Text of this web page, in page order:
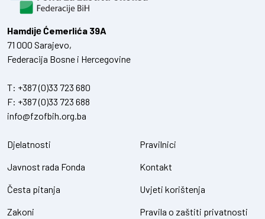
Hamdiје Ćemerlića 39A
71 000 Sarajevo,
Federacija Bosne i Hercegovine
T: +387 (0)33 723 680
F: +387 (0)33 723 688
info@fzofbih.org.ba
Djelatnosti
Javnost rada Fonda
Česta pitanja
Zakoni
Pravilnici
Kontakt
Uvjeti korištenja
Pravila o zaštiti privatnosti